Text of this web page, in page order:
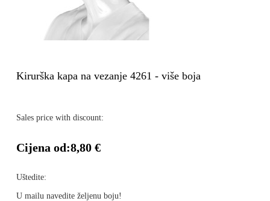
Kirurška kapa na vezanje 4261 - više boja
Sales price with discount:
Cijena od:8,80 €
Uštedite:
U mailu navedite željenu boju!